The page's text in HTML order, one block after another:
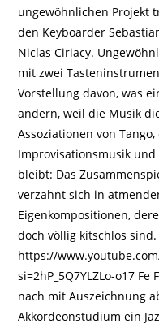
ungewöhnlichen Projekt
den Keyboarder
Niclas Ciriacy.
mit zwei
Vorstellung davon, was
andern, weil die Musik
Assoziationen von
Improvisationsmusik und
bleibt: Das
verzahnt sich in
Eigenkompositionen,
doch völlig kitschlos sind.
https://
si=2hP_5Q7YLZLo-o17
nach mit Auszeichnung
Akkordeonstudium ein